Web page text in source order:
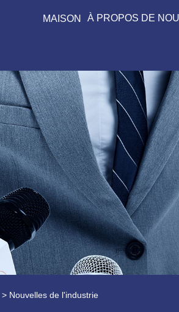
MAISON À PROPOS DE
> Nouvelles de l'industrie